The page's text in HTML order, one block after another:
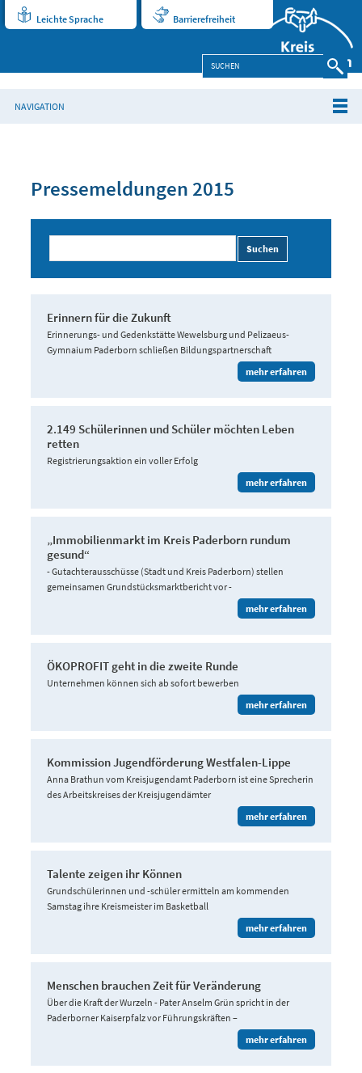
Leichte Sprache Barrierefreiheit
NAVIGATION
Pressemeldungen 2015
Suchen
Erinnern für die Zukunft
Erinnerungs- und Gedenkstätte Wewelsburg und Pelizaeus-
Gymnaium Paderborn schließen Bildungspartnerschaft
mehr erfahren
2.149 Schülerinnen und Schüler möchten Leben
retten
Registrierungsaktion ein voller Erfolg
mehr erfahren
„Immobilienmarkt im Kreis Paderborn rundum
gesund“
- Gutachterausschüsse (Stadt und Kreis Paderborn) stellen
gemeinsamen Grundstücksmarktbericht vor -
mehr erfahren
ÖKOPROFIT geht in die zweite Runde
Unternehmen können sich ab sofort bewerben
mehr erfahren
Kommission Jugendförderung Westfalen-Lippe
Anna Brathun vom Kreisjugendamt Paderborn ist eine Sprecherin
des Arbeitskreises der Kreisjugendämter
mehr erfahren
Talente zeigen ihr Können
Grundschülerinnen und -schüler ermitteln am kommenden
Samstag ihre Kreismeister im Basketball
mehr erfahren
Menschen brauchen Zeit für Veränderung
Über die Kraft der Wurzeln - Pater Anselm Grün spricht in der
Paderborner Kaiserpfalz vor Führungskräften –
mehr erfahren